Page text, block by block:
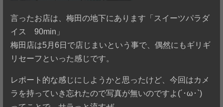
言ったお店は、梅田の地下にあります「スイーツパラダ
イス 90min」
梅田店は5月6日で店じまいという事で、偶然にもギリギ
リセーフといった感じです。
レポート的な感じにしようかと思ったけど、今回はカメ
ラを持っていき忘れたので写真が無いのですよ(´･ω･`)